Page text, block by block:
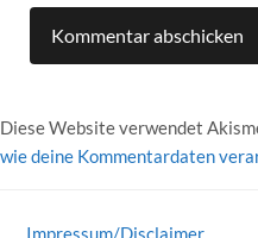
Diese Website verwendet
wie deine Kommentardaten
Impressum/Disclaimer